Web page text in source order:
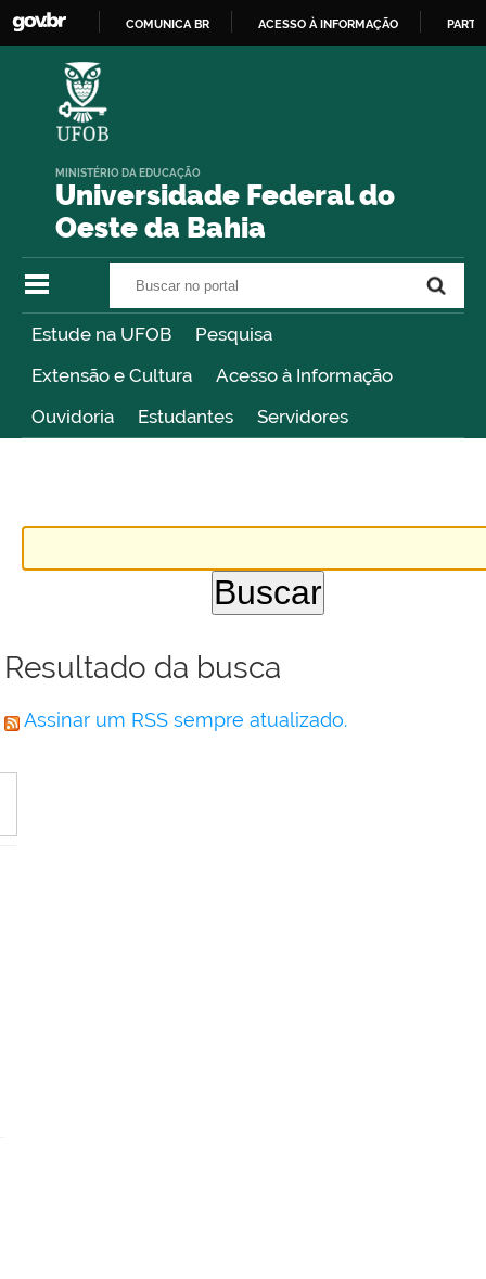
COMUNICA BR ACESSO À INFORMAÇÃO
Universidade Federal do
Oeste da Bahia
MINISTÉRIO DA EDUCAÇÃO
Estude na UFOB
Pesquisa
Extensão e Cultura
Acesso à Informação
Ouvidoria
Estudantes Servidores
Resultado da busca
Assinar um RSS sempre atualizado.